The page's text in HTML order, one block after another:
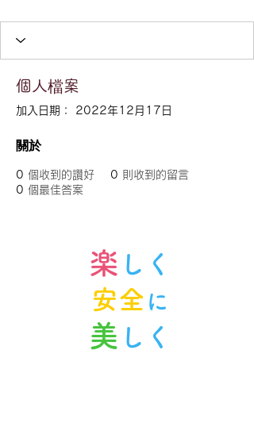
個人檔案
加入日期： 2022年12月17日
關於
0 個收到的讚好 0 則收到的留言
0 個最佳答案
楽 しく
安全 に
美 しく